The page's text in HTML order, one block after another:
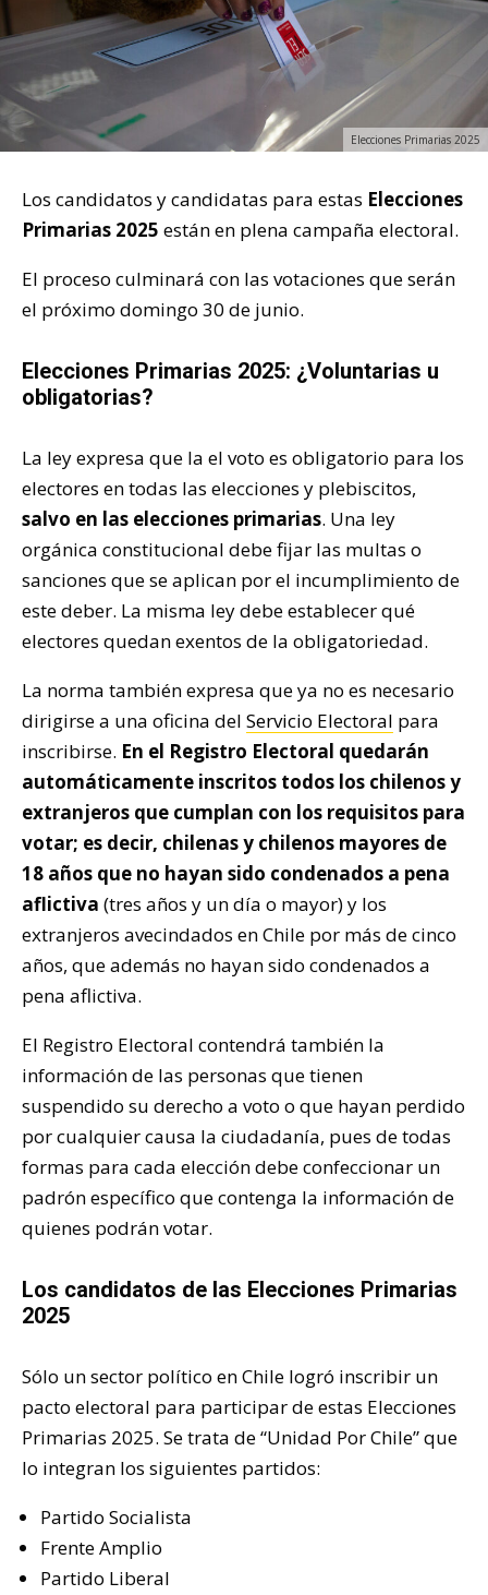
Elecciones Primarias 2025
Los candidatos y candidatas para estas Elecciones
Primarias 2025 están en plena campaña electoral.
El proceso culminará con las votaciones que serán
el próximo domingo 30 de junio.
Elecciones Primarias 2025: ¿Voluntarias u
obligatorias?
La ley expresa que la el voto es obligatorio para los
electores en todas las elecciones y plebiscitos,
salvo en las elecciones primarias. Una ley
orgánica constitucional debe fijar las multas o
sanciones que se aplican por el incumplimiento de
este deber. La misma ley debe establecer qué
electores quedan exentos de la obligatoriedad.
La norma también expresa que ya no es necesario
dirigirse a una oficina del Servicio Electoral para
inscribirse. En el Registro Electoral quedarán
automáticamente inscritos todos los chilenos y
extranjeros que cumplan con los requisitos para
votar; es decir, chilenas y chilenos mayores de
18 años que no hayan sido condenados a pena
aflictiva (tres años y un día o mayor) y los
extranjeros avecindados en Chile por más de cinco
años, que además no hayan sido condenados a
pena aflictiva.
El Registro Electoral contendrá también la
información de las personas que tienen
suspendido su derecho a voto o que hayan perdido
por cualquier causa la ciudadanía, pues de todas
formas para cada elección debe confeccionar un
padrón específico que contenga la información de
quienes podrán votar.
Los candidatos de las Elecciones Primarias
2025
Sólo un sector político en Chile logró inscribir un
pacto electoral para participar de estas Elecciones
Primarias 2025. Se trata de “Unidad Por Chile” que
lo integran los siguientes partidos:
Partido Socialista
Frente Amplio
Partido Liberal